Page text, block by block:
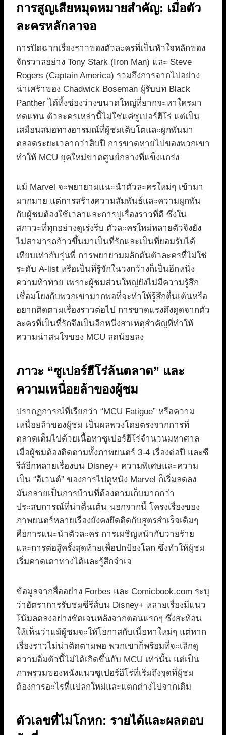
การสูญเสียหมุดหมายสำคัญ: เมื่อตัว
ละครหลักลาจอ
การปิดฉากเรื่องราวของตัวละครที่เป็นหัวใจหลักของ
จักรวาลอย่าง Tony Stark (Iron Man) และ Steve
Rogers (Captain America) รวมถึงการจากไปอย่าง
น่าเศร้าของ Chadwick Boseman ผู้รับบท Black
Panther ได้ทิ้งช่องว่างขนาดใหญ่ที่ยากจะหาใครมา
ทดแทน ตัวละครเหล่านี้ไม่ใช่แค่ซูเปอร์ฮีโร่ แต่เป็น
เสมือนสมอทางอารมณ์ที่ผู้ชมเติบโตและผูกพันมา
ตลอดระยะเวลากว่าสิบปี การขาดหายไปของพวกเขา
ทำให้ MCU ยุคใหม่ขาดศูนย์กลางที่แข็งแกร่ง
แม้ Marvel จะพยายามแนะนำตัวละครใหม่ๆ เข้ามา
มากมาย แต่การสร้างความสัมพันธ์และความผูกพัน
กับผู้ชมต้องใช้เวลาและการปูเรื่องราวที่ดี ซึ่งใน
สภาวะที่ทุกอย่างดูเร่งรีบ ตัวละครใหม่หลายตัวจึงยัง
ไม่สามารถก้าวขึ้นมาเป็นที่รักและเป็นที่ยอมรับได้
เทียบเท่ากับรุ่นพี่ การพยายามผลักดันตัวละครที่ไม่ใช่
ระดับ A-list หรือเป็นที่รู้จักในวงกว้างก็เป็นอีกหนึ่ง
ความท้าทาย เพราะผู้ชมส่วนใหญ่ยังไม่มีความรู้สึก
เชื่อมโยงกับพวกเขามากพอที่จะทำให้รู้สึกตื่นเต้นหรือ
อยากติดตามเรื่องราวต่อไป การขาดแรงดึงดูดจากตัว
ละครที่เป็นที่รักจึงเป็นอีกหนึ่งสาเหตุสำคัญที่ทำให้
ความน่าสนใจของ MCU ลดน้อยลง
ภาวะ “ซูเปอร์ฮีโร่ล้นตลาด” และ
ความเหนื่อยล้าของผู้ชม
ปรากฏการณ์ที่เรียกว่า “MCU Fatigue” หรือความ
เหนื่อยล้าของผู้ชม เป็นผลพวงโดยตรงจากการที่
ตลาดเต็มไปด้วยเนื้อหาซูเปอร์ฮีโร่จำนวนมหาศาล
เมื่อผู้ชมต้องติดตามทั้งภาพยนตร์ 3-4 เรื่องต่อปี และซี
รีส์อีกหลายเรื่องบน Disney+ ความพิเศษและความ
เป็น “อีเวนต์” ของการไปดูหนัง Marvel ก็เริ่มลดลง
มันกลายเป็นการบ้านที่ต้องตามเก็บมากกว่า
ประสบการณ์ที่น่าตื่นเต้น นอกจากนี้ โครงเรื่องของ
ภาพยนตร์หลายเรื่องยังคงยึดติดกับสูตรสำเร็จเดิมๆ
คือการแนะนำตัวละคร การเผชิญหน้ากับวายร้าย
และการต่อสู้ครั้งสุดท้ายเพื่อปกป้องโลก ซึ่งทำให้ผู้ชม
เริ่มคาดเดาทางได้และรู้สึกจำเจ
ข้อมูลจากสื่ออย่าง Forbes และ Comicbook.com ระบุ
ว่าอัตราการรับชมซีรีส์บน Disney+ หลายเรื่องมีแนว
โน้มลดลงอย่างชัดเจนหลังจากตอนแรกๆ ซึ่งสะท้อน
ให้เห็นว่าแม้ผู้ชมจะให้โอกาสกับเนื้อหาใหม่ๆ แต่หาก
เรื่องราวไม่น่าติดตามพอ พวกเขาก็พร้อมที่จะเลิกดู
ความอิ่มตัวนี้ไม่ได้เกิดขึ้นกับ MCU เท่านั้น แต่เป็น
ภาพรวมของหนังแนวซูเปอร์ฮีโร่ที่เริ่มถึงจุดที่ผู้ชม
ต้องการอะไรที่แปลกใหม่และแตกต่างไปจากเดิม
ตัวเลขที่ไม่โกหก: รายได้และผลตอบ